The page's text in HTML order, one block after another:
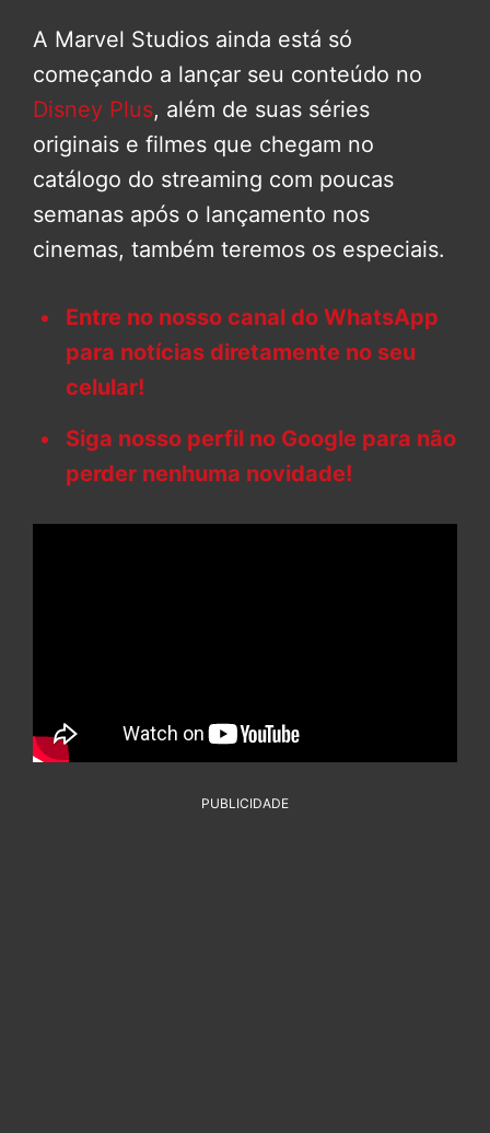
A Marvel Studios ainda está só
começando a lançar seu conteúdo no
Disney Plus, além de suas séries
originais e filmes que chegam no
catálogo do streaming com poucas
semanas após o lançamento nos
cinemas, também teremos os especiais.
Entre no nosso canal do WhatsApp
para notícias diretamente no seu
celular!
Siga nosso perfil no Google para não
perder nenhuma novidade!
PUBLICIDADE